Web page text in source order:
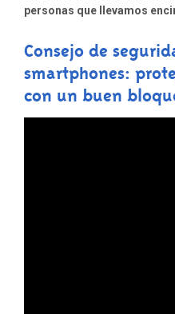
personas que llevamos
Consejo de
smartphones:
con un buen